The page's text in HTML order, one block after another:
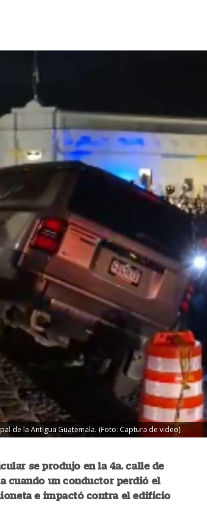
de la Antigua Guatemala. (Foto: Captura de video)
se produjo en la 4a. calle de
cuando un conductor perdió el
e impactó contra el edificio